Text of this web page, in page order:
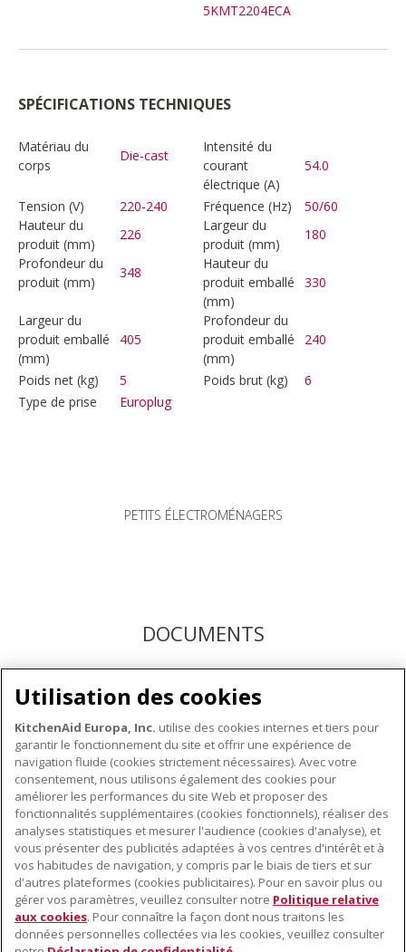
5KMT2204ECA
SPÉCIFICATIONS TECHNIQUES
Matériau du
corps
Die-cast
Intensité du
courant
électrique (A)
54.0
Tension (V) 220-240 Fréquence (Hz)
50/60
Hauteur du
produit (mm)
226
Largeur du
produit (mm)
180
Profondeur du
produit (mm)
348
Hauteur du
produit emballé
(mm)
330
Largeur du
produit emballé
(mm)
405
Profondeur du
produit emballé
(mm)
240
Poids net (kg) 5 Poids brut (kg)
6
Type de prise
Europlug
PETITS ÉLECTROMÉNAGERS
DOCUMENTS
Téléchargez les modes d'emploi ici ou enregistrez votre
produit pour bénéficier du service après-vente KitchenAid
À PROPOS DE KITCHENAID
À propos de KitchenAid
Histoire de la marque
Communiqués de presse
ODR
NOS PRODUITS
Petits électroménagers
Matériel de cuisine
SERVICE CLIENT
Utilisation des cookies
KitchenAid Europa, Inc. utilise des cookies internes et tiers pour
garantir le fonctionnement du site et offrir une expérience de
navigation fluide (cookies strictement nécessaires). Avec votre
consentement, nous utilisons également des cookies pour
améliorer les performances du site Web et proposer des
fonctionnalités supplémentaires (cookies fonctionnels), réaliser des
analyses statistiques et mesurer l'audience (cookies d'analyse), et
vous présenter des publicités adaptées à vos centres d'intérêt et à
vos habitudes de navigation, y compris par le biais de tiers et sur
d'autres plateformes (cookies publicitaires). Pour en savoir plus ou
gérer vos paramètres, veuillez consulter notre Politique relative
aux cookies. Pour connaître la façon dont nous traitons les
données personnelles collectées via les cookies, veuillez consulter